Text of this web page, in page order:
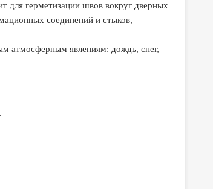
для герметизации швов вокруг дверных
соединений и стыков,
атмосферным явлениям: дождь, снег,